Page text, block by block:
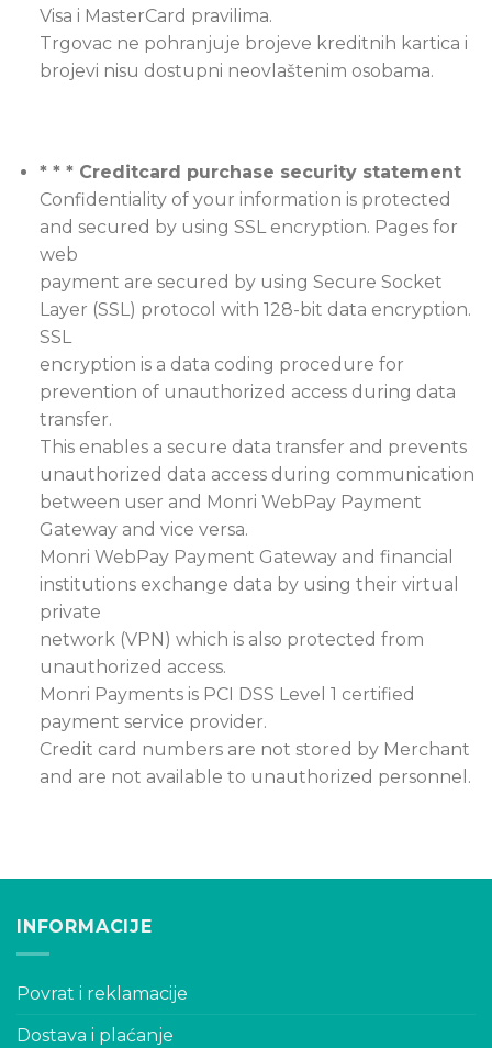
Visa i MasterCard pravilima.
Trgovac ne pohranjuje brojeve kreditnih kartica i
brojevi nisu dostupni neovlaštenim osobama.
* * * Creditcard purchase security statement
Confidentiality of your information is protected
and secured by using SSL encryption. Pages for
web
payment are secured by using Secure Socket
Layer (SSL) protocol with 128-bit data encryption.
SSL
encryption is a data coding procedure for
prevention of unauthorized access during data
transfer.
This enables a secure data transfer and prevents
unauthorized data access during communication
between user and Monri WebPay Payment
Gateway and vice versa.
Monri WebPay Payment Gateway and financial
institutions exchange data by using their virtual
private
network (VPN) which is also protected from
unauthorized access.
Monri Payments is PCI DSS Level 1 certified
payment service provider.
Credit card numbers are not stored by Merchant
and are not available to unauthorized personnel.
INFORMACIJE
Povrat i reklamacije
Dostava i plaćanje